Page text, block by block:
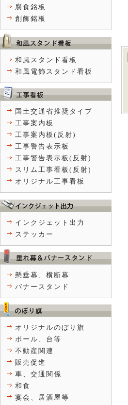
腐食銘板
創飾銘板
和風スタンド看板
和風電飾スタンド看板
国土交通省推奨タイプ
工事案内板
工事案内板(反射)
工事警告表示板
工事警告表示板(反射)
スリム工事看板(反射)
オリジナル工事看板
インクジェット出力
ステッカー
懸垂幕、横断幕
バナースタンド
オリジナルのぼり旗
ポール、台等
不動産関連
販売促進
車、交通関係
和食
宴会、居酒屋等